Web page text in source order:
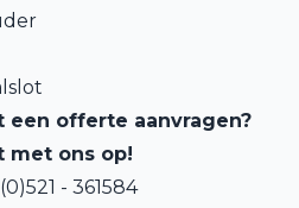
offerte aanvragen?
met ons op!
- 361584